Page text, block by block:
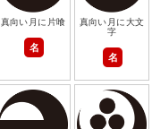
真向い月に片喰
名
真向い月に大文
字
名